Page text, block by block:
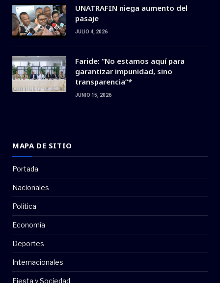
UNATRAFIN niega aumento del
pasaje
JULIO 4, 2026
Faride: ”No estamos aquí para
garantizar impunidad, sino
transparencia”*
JUNIO 15, 2026
MAPA DE SITIO
Portada
Nacionales
Politica
Economía
Deportes
Internacionales
Fiesta y Sociedad